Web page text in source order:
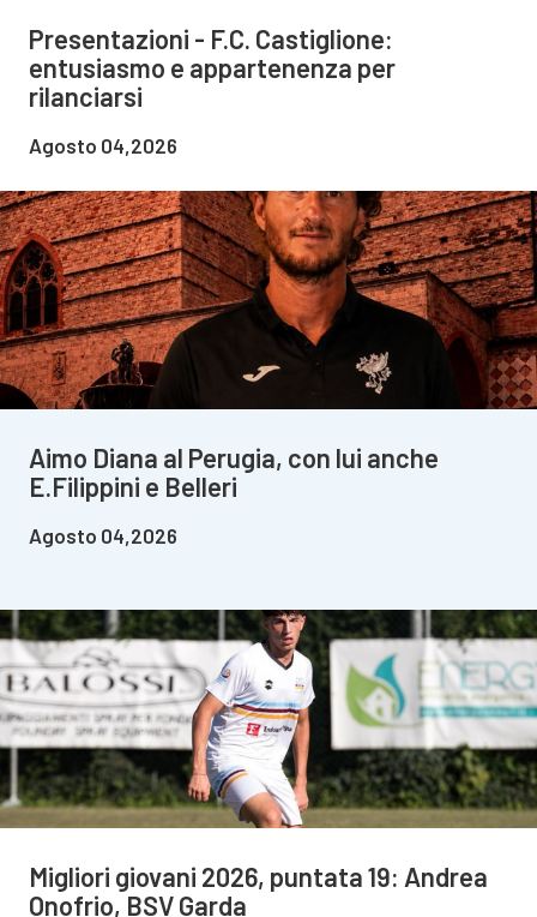
Presentazioni - F.C. Castiglione:
entusiasmo e appartenenza per
rilanciarsi
Agosto 04,2026
Aimo Diana al Perugia, con lui anche
E.Filippini e Belleri
Agosto 04,2026
Migliori giovani 2026, puntata 19: Andrea
Onofrio, BSV Garda